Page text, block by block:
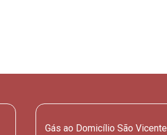
Gás ao Domicílio São Vicente